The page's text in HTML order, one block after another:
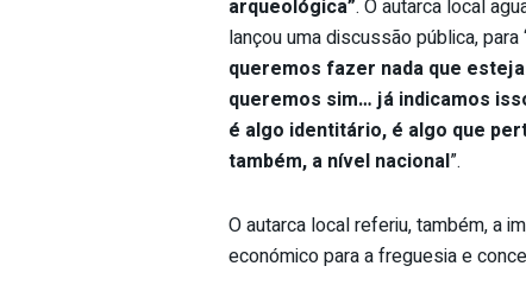
arqueológica”. O autarca local
lançou uma discussão pública, para
queremos fazer nada que
queremos sim… já indicamos
é algo identitário, é algo que
também, a nível nacional”.
O autarca local referiu, também, a
económico para a freguesia e